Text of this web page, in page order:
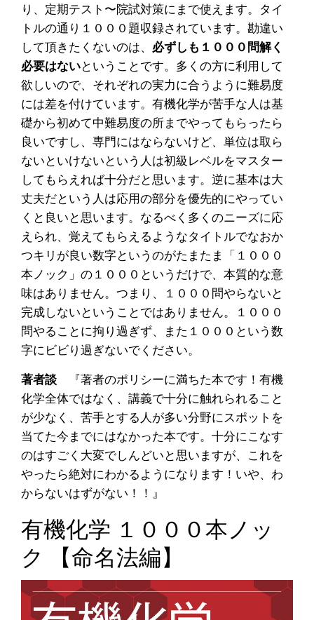
り、定期テスト〜院試対策にまで使えます。タイ
トルの通り１０００題収録されています。勘違い
して頂きたくないのは、 必ずしも１０００問解く
必要はないということです。多くの方に利用して
欲しいので、それぞれの実力に合うように難易度
には差を付けています。有機化学が苦手な人は基
礎から初めて中難易度の所までやってもらったら
良いですし、専門にはならないけど、単位は取ら
ないといけないという人は初級レベルをマスター
してもらえれば十分だと思います。逆に基本は大
丈夫だという人は応用の部分を優先的にやってい
くと良いと思います。なるべく多くのニーズに応
えられ、覚えてもらえるようなタイトルでなおか
つキリが良い数字というのがたまたま「１０００
本ノック」の１０００というだけで、本質的な意
味はありません。つまり、１０００問やらないと
完成しないということではありません。１０００
問やることに拘り過ぎず、また１０００という数
字にビビり過ぎないでください。
著者談 『著者のポリシーに満ちた本です！有機
化学全体ではなく、講義で十分に触れられること
が少なく、苦手とする人が多い分野にスポットを
当てた今までにはなかった本です。十分にこなす
のはすごく大変でしんどいと思いますが、これを
やったら絶対にわかるようになります！いや、わ
からないはずがない！！』
有機化学 １０００本ノッ
ク 【命名法編】